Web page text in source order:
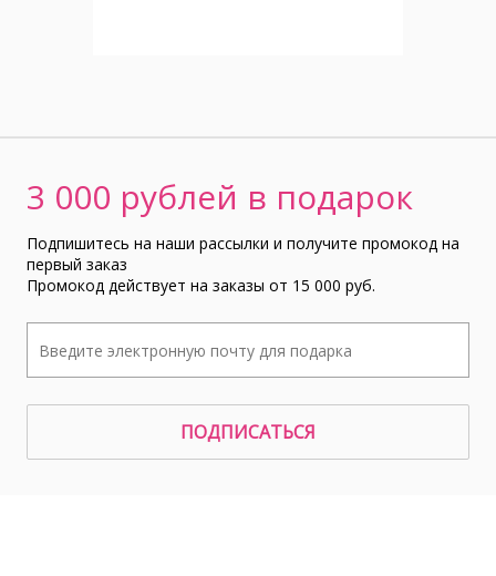
3 000 рублей в подарок
Подпишитесь на наши рассылки и получите промокод на
первый заказ
Промокод действует на заказы от 15 000 руб.
ПОДПИСАТЬСЯ